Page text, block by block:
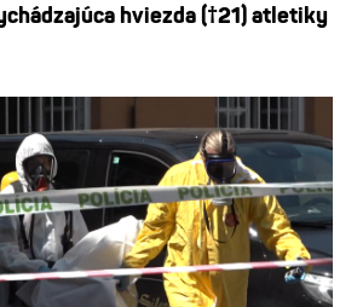
hviezda (†21) atletiky